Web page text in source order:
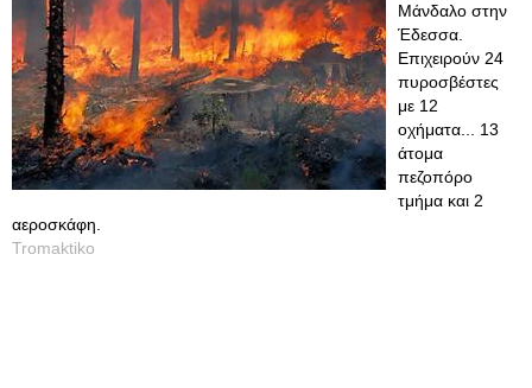
Μάνδαλο στην
Έδεσσα.
Επιχειρούν 24
πυροσβέστες
με 12
οχήματα... 13
άτομα
πεζοπόρο
τμήμα και 2
αεροσκάφη.
Tromaktiko